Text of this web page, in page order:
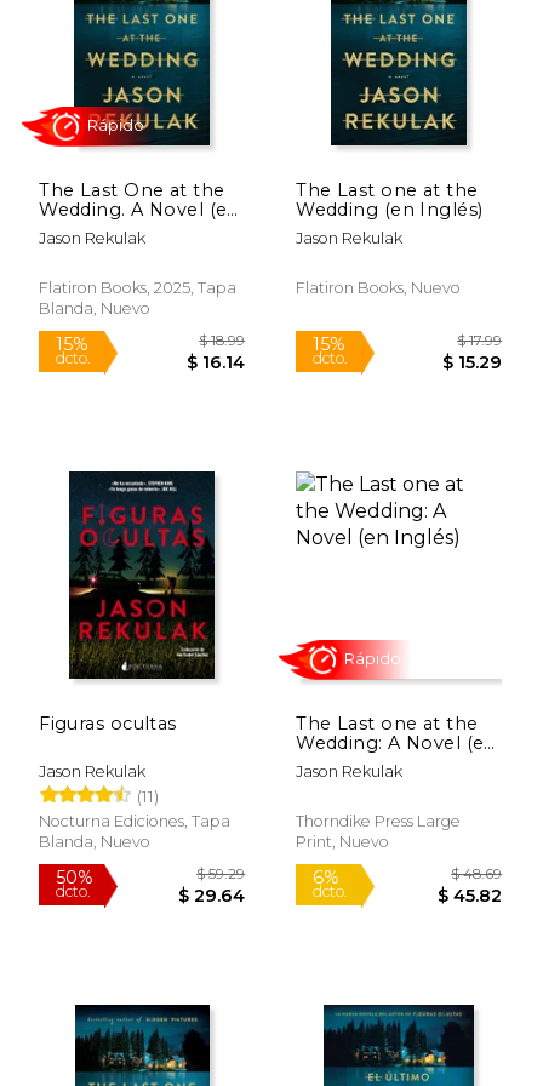
15% 15%
The Last One at the
Wedding. A Novel (en
Inglés)
Jason Rekulak
Flatiron Books, 2025, Tapa
Blanda, Nuevo
Rápido
The Last one at the
Wedding (en Inglés)
Jason Rekulak
Flatiron Books, Nuevo
15%
Figuras ocultas
Jason Rekulak
(11)
Nocturna Ediciones, Tapa
Blanda, Nuevo
The Last one at the
Wedding: A Novel (en
Inglés)
Jason Rekulak
Thorndike Press Large
Print, Nuevo